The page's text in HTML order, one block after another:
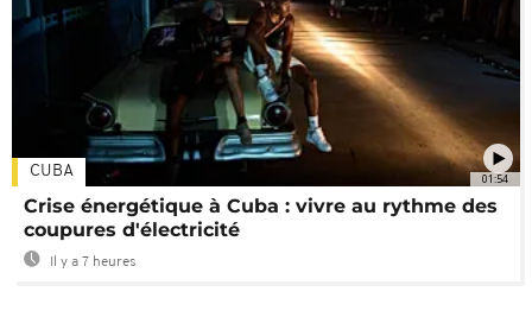
01:54
CUBA
Crise énergétique à Cuba : vivre au rythme des
coupures d'électricité
Il y a 7 heures